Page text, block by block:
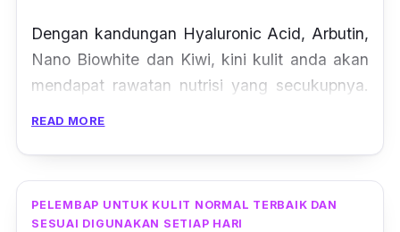
Dengan kandungan Hyaluronic Acid, Arbutin,
Nano Biowhite dan Kiwi, kini kulit anda akan
mendapat rawatan nutrisi yang secukupnya.
READ MORE
PELEMBAP UNTUK KULIT NORMAL TERBAIK DAN
SESUAI DIGUNAKAN SETIAP HARI